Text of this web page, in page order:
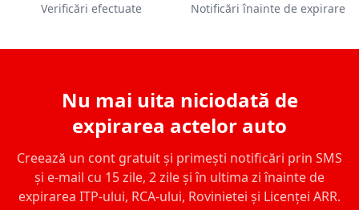
Verificări efectuate Notificări înainte de expirare
Nu mai uita niciodată de
expirarea actelor auto
Creează un cont gratuit și primești notificări prin SMS
și e-mail cu 15 zile, 2 zile și în ultima zi înainte de
expirarea ITP-ului, RCA-ului, Rovinietei și Licenței ARR.